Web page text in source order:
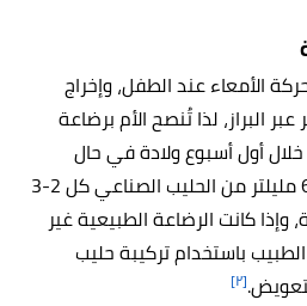
الأمعاء عند الطفل، وإخراج
عبر البراز، لذا تُنصح الأم برضاعة
خلال أول أسبوع ولادة في حال
الرضاعة الطبيعية، أو 30-60 مليلتر من الحليب الصناعي كل 2-3
وإذا كانت الرضاعة الطبيعية غير
باستخدام تركيبة حليب
[٢]